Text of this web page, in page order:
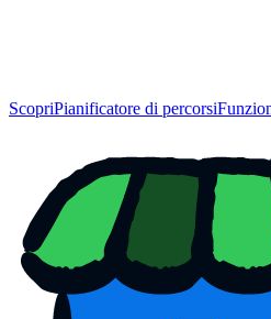
ScopriPianificatore di percorsi